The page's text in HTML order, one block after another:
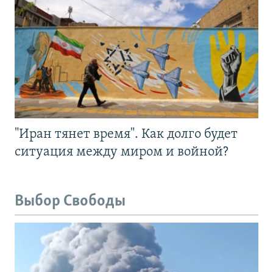
"Иран тянет время". Как долго будет
ситуация между миром и войной?
Выбор Свободы